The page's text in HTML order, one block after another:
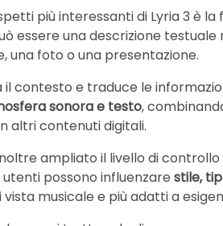
più interessanti di Lyria 3 è
essere una descrizione
una foto o una presentazione.
il contesto e traduce le
sonora e testo,
altri contenuti digitali.
ampliato il livello di
utenti possono influenzare stile,
musicale e più adatti a